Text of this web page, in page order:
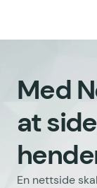
Med
at
En nettside